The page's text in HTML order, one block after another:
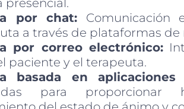
presencial.
por chat:
a través de plataformas de
por correo electrónico:
paciente y el terapeuta.
basada en aplicaciones
para proporcionar